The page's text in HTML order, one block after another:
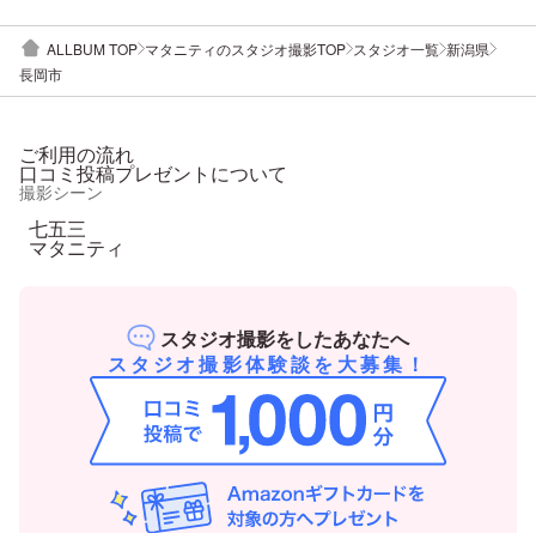
ALLBUM TOP マタニティのスタジオ撮影TOP スタジオ一覧 新潟県
長岡市
ご利用の流れ
口コミ投稿プレゼントについて
撮影シーン
七五三
マタニティ
スタジオ撮影をしたあなたへ
スタジオ撮影体験談を大募集！